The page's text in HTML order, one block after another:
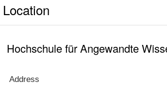
Location
Hochschule für Angewandte
Address